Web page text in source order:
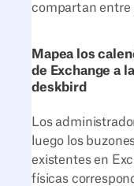
compartan entre
Mapea los
de Exchange a
deskbird
Los
luego los
existentes en
físicas